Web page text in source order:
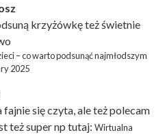
krzyżówkęteż świetnie
– co warto podsunąć najmłodszym
2025
fajnie się czyta, ale też polecam
też super np tutaj: Wirtualna